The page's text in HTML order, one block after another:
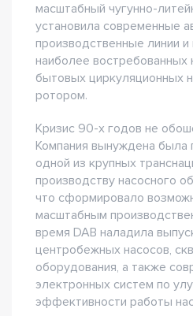
масштабный чугунно-
установила современные
производственные линии
наиболее востребованных
бытовых циркуляционных
ротором.
Кризис 90-х годов не
Компания вынуждена была
одной из крупных
производству насосного
что сформировало
масштабным
время DAB наладила
центробежных насосов,
оборудования, а также
электронных систем по
эффективности работы